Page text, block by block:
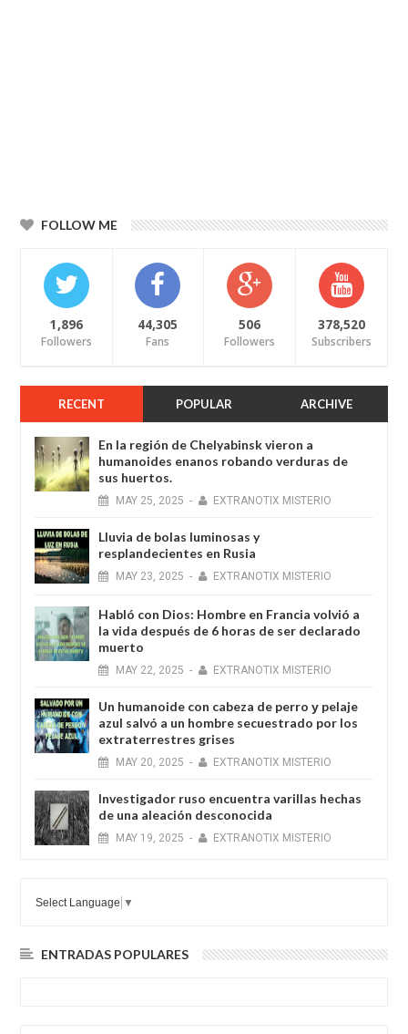
FOLLOW ME
1,896
Followers
44,305
Fans
506
Followers
378,520
Subscribers
RECENT POPULAR ARCHIVE
En la región de Chelyabinsk vieron a
humanoides enanos robando verduras de
sus huertos.
MAY 25, 2025 - EXTRANOTIX MISTERIO
Lluvia de bolas luminosas y
resplandecientes en Rusia
MAY 23, 2025 - EXTRANOTIX MISTERIO
Habló con Dios: Hombre en Francia volvió a
la vida después de 6 horas de ser declarado
muerto
MAY 22, 2025 - EXTRANOTIX MISTERIO
Un humanoide con cabeza de perro у pelaje
azul salvó a un hombre secuestrado por los
extraterrestres grises
MAY 20, 2025 - EXTRANOTIX MISTERIO
Investigador ruso encuentra varillas hechas
de una aleación desconocida
MAY 19, 2025 - EXTRANOTIX MISTERIO
Select Language ▼
ENTRADAS POPULARES